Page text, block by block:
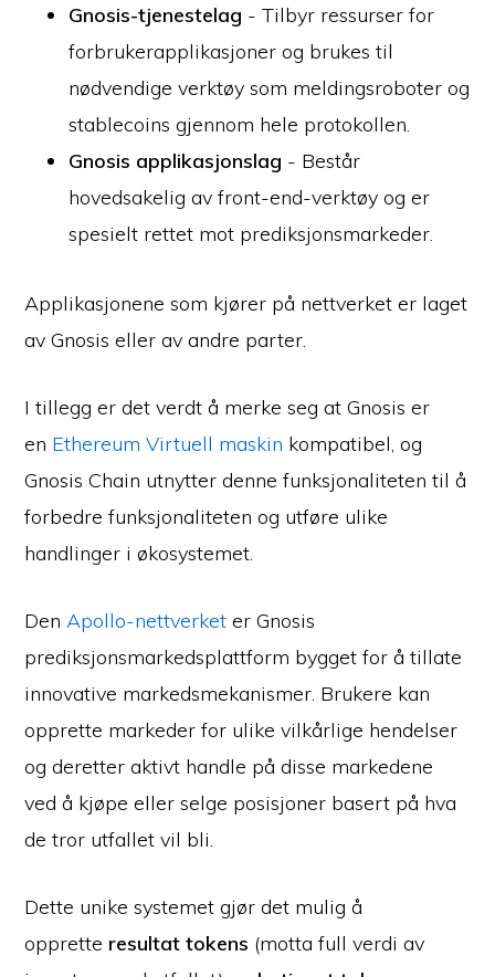
Gnosis-tjenestelag - Tilbyr ressurser for
forbrukerapplikasjoner og brukes til
nødvendige verktøy som meldingsroboter og
stablecoins gjennom hele protokollen.
Gnosis applikasjonslag - Består
hovedsakelig av front-end-verktøy og er
spesielt rettet mot prediksjonsmarkeder.
Applikasjonene som kjører på nettverket er laget
av Gnosis eller av andre parter.
I tillegg er det verdt å merke seg at Gnosis er
en Ethereum Virtuell maskin kompatibel, og
Gnosis Chain utnytter denne funksjonaliteten til å
forbedre funksjonaliteten og utføre ulike
handlinger i økosystemet.
DenApollo-nettverket er Gnosis
prediksjonsmarkedsplattform bygget for å tillate
innovative markedsmekanismer. Brukere kan
opprette markeder for ulike vilkårlige hendelser
og deretter aktivt handle på disse markedene
ved å kjøpe eller selge posisjoner basert på hva
de tror utfallet vil bli.
Dette unike systemet gjør det mulig å
opprette resultat tokens (motta full verdi av